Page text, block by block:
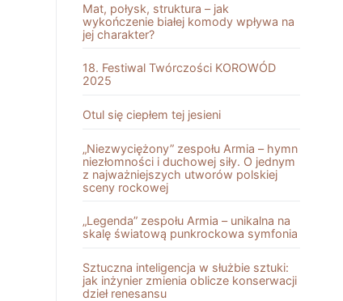
Mat, połysk, struktura – jak
wykończenie białej komody wpływa na
jej charakter?
18. Festiwal Twórczości KOROWÓD
2025
Otul się ciepłem tej jesieni
„Niezwyciężony” zespołu Armia – hymn
niezłomności i duchowej siły. O jednym
z najważniejszych utworów polskiej
sceny rockowej
„Legenda” zespołu Armia – unikalna na
skalę światową punkrockowa symfonia
Sztuczna inteligencja w służbie sztuki:
jak inżynier zmienia oblicze konserwacji
dzieł renesansu